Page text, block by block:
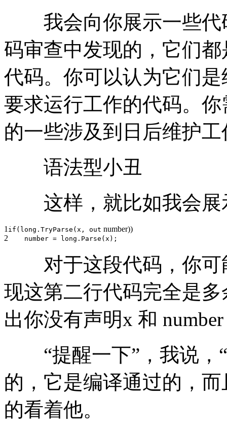
我会向你展示一些代
码审查中发现的，它们
代码。你可以认为它们
要求运行工作的代码。
的一些涉及到日后维护
语法型小丑
这样，就比如我会展
1
2
if ( long .TryParse(x, out number))
number = long .Parse(x);
对于这段代码，你可
现这第二行代码完全是
出你没有声明x 和
“提醒一下”，我说，“
的，它是编译通过的，
的看着他。